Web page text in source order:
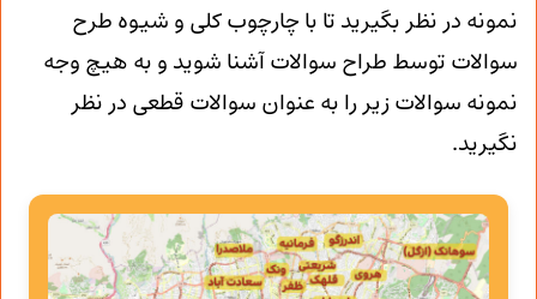
نمونه در نظر بگیرید تا با چارچوب کلی و شیوه طرح
سوالات توسط طراح سوالات آشنا شوید و به هیچ وجه
نمونه سوالات زیر را به عنوان سوالات قطعی در نظر
نگیرید.